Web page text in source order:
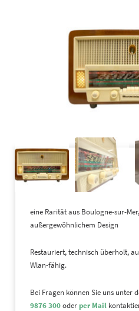
eine Rarität aus Boulogne-sur-
außergewöhnlichem Design
Restauriert, technisch überholt,
Wlan-fähig.
Bei Fragen können Sie uns unter
9876 300oderper Mail